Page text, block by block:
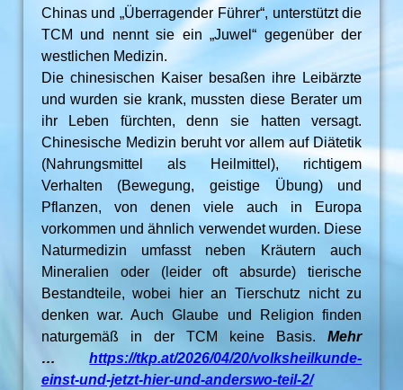
Chinas und „Überragender Führer“, unterstützt die
TCM und nennt sie ein „Juwel“ gegenüber der
westlichen Medizin.
Die chinesischen Kaiser besaßen ihre Leibärzte
und wurden sie krank, mussten diese Berater um
ihr Leben fürchten, denn sie hatten versagt.
Chinesische Medizin beruht vor allem auf Diätetik
(Nahrungsmittel als Heilmittel), richtigem
Verhalten (Bewegung, geistige Übung) und
Pflanzen, von denen viele auch in Europa
vorkommen und ähnlich verwendet wurden. Diese
Naturmedizin umfasst neben Kräutern auch
Mineralien oder (leider oft absurde) tierische
Bestandteile, wobei hier an Tierschutz nicht zu
denken war. Auch Glaube und Religion finden
naturgemäß in der TCM keine Basis.Mehr
…https://tkp.at/2026/04/20/volksheilkunde-
einst-und-jetzt-hier-und-anderswo-teil-2/